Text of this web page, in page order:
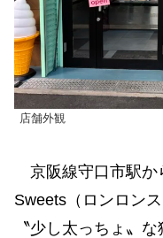
店舗外観
京阪線守口市駅か
Sweets（ロンロン
〝少し太っちょ〟